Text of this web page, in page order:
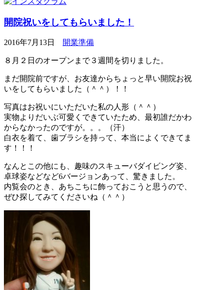
開院祝いをしてもらいました！
2016年7月13日 開業準備
８月２日のオープンまで３週間を切りました。
まだ開院前ですが、お友達からちょっと早い開院お祝
いをしてもらいました（＾＾）！！
写真はお祝いにいただいた私の人形（＾＾）
実物よりだいぶ可愛くできていたため、最初誰だかわ
からなかったのですが。。。（汗）
白衣を着て、歯ブラシを持って、本当によくできてま
す！！！
なんとこの他にも、趣味のスキューバダイビング姿、
卓球姿などなど6バージョンあって、驚きました。
内覧会のとき、あちこちに飾っておこうと思うので、
ぜひ探してみてくださいね（＾＾）